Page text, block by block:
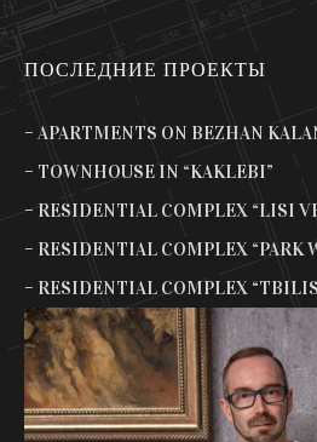
ПОСЛЕДНИЕ ПРОЕКТЫ
– APARTMENTS ON BEZHAN
– TOWNHOUSE IN “KAKLEBI”
– RESIDENTIAL COMPLEX “LISI
– RESIDENTIAL COMPLEX “PARK
– RESIDENTIAL COMPLEX